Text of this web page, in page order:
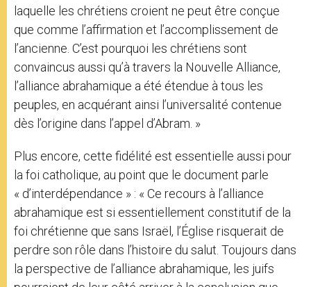
laquelle les chrétiens croient ne peut être conçue
que comme l’affirmation et l’accomplissement de
l’ancienne. C’est pourquoi les chrétiens sont
convaincus aussi qu’à travers la Nouvelle Alliance,
l’alliance abrahamique a été étendue à tous les
peuples, en acquérant ainsi l’universalité contenue
dès l’origine dans l’appel d’Abram. »
Plus encore, cette fidélité est essentielle aussi pour
la foi catholique, au point que le document parle
« d’interdépendance » : « Ce recours à l’alliance
abrahamique est si essentiellement constitutif de la
foi chrétienne que sans Israël, l’Église risquerait de
perdre son rôle dans l’histoire du salut. Toujours dans
la perspective de l’alliance abrahamique, les juifs